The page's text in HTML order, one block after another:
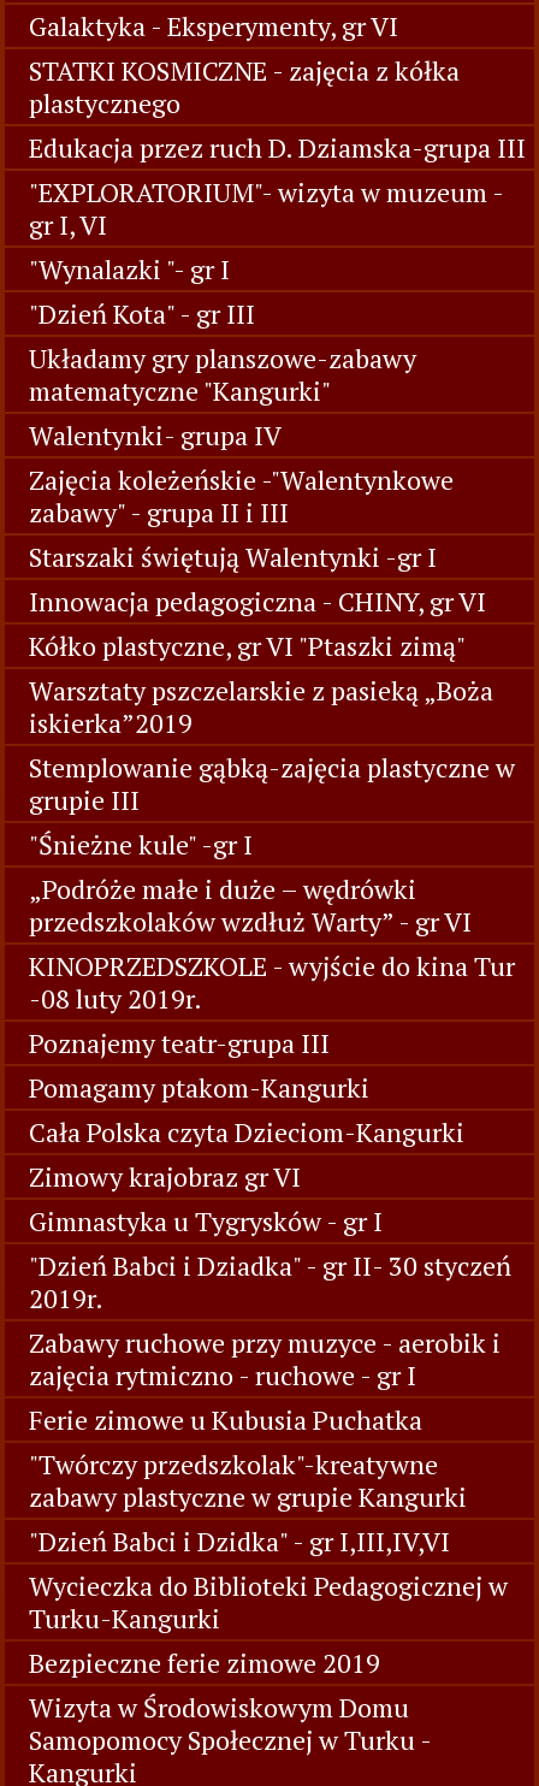
Galaktyka - Eksperymenty, gr VI
STATKI KOSMICZNE - zajęcia z kółka
plastycznego
Edukacja przez ruch D. Dziamska-grupa III
"EXPLORATORIUM"- wizyta w muzeum -
gr I, VI
"Wynalazki "- gr I
"Dzień Kota" - gr III
Układamy gry planszowe-zabawy
matematyczne "Kangurki"
Walentynki- grupa IV
Zajęcia koleżeńskie -"Walentynkowe
zabawy" - grupa II i III
Starszaki świętują Walentynki -gr I
Innowacja pedagogiczna - CHINY, gr VI
Kółko plastyczne, gr VI "Ptaszki zimą"
Warsztaty pszczelarskie z pasieką „Boża
iskierka”2019
Stemplowanie gąbką-zajęcia plastyczne w
grupie III
"Śnieżne kule" -gr I
„Podróże małe i duże – wędrówki
przedszkolaków wzdłuż Warty” - gr VI
KINOPRZEDSZKOLE - wyjście do kina Tur
-08 luty 2019r.
Poznajemy teatr-grupa III
Pomagamy ptakom-Kangurki
Cała Polska czyta Dzieciom-Kangurki
Zimowy krajobraz gr VI
Gimnastyka u Tygrysków - gr I
"Dzień Babci i Dziadka" - gr II- 30 styczeń
2019r.
Zabawy ruchowe przy muzyce - aerobik i
zajęcia rytmiczno - ruchowe - gr I
Ferie zimowe u Kubusia Puchatka
"Twórczy przedszkolak"-kreatywne
zabawy plastyczne w grupie Kangurki
"Dzień Babci i Dzidka" - gr I,III,IV,VI
Wycieczka do Biblioteki Pedagogicznej w
Turku-Kangurki
Bezpieczne ferie zimowe 2019
Wizyta w Środowiskowym Domu
Samopomocy Społecznej w Turku -
Kangurki